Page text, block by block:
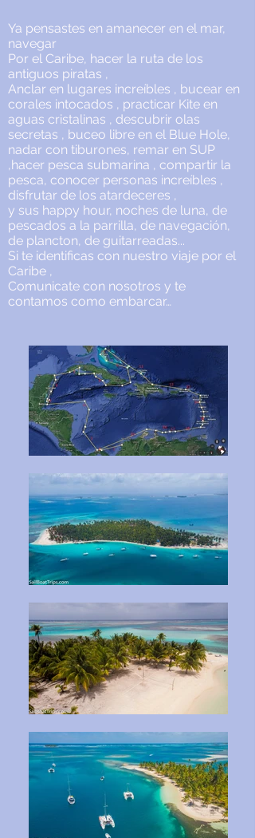
Ya pensastes en amanecer en el mar,
navegar
Por el Caribe, hacer la ruta de los
antiguos piratas ,
Anclar en lugares increíbles , bucear en
corales intocados , practicar Kite en
aguas cristalinas , descubrir olas
secretas , buceo libre en el Blue Hole,
nadar con tiburones, remar en SUP
,hacer pesca submarina , compartir la
pesca, conocer personas increíbles ,
disfrutar de los atardeceres ,
y sus happy hour, noches de luna, de
pescados a la parrilla, de navegación,
de plancton, de guitarreadas...
Si te identificas con nuestro viaje por el
Caribe ,
Comunicate con nosotros y te
contamos como embarcar…